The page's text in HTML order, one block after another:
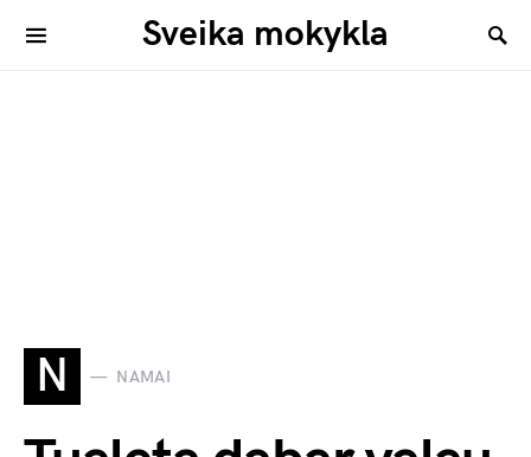
Sveika mokykla
N NAMAI